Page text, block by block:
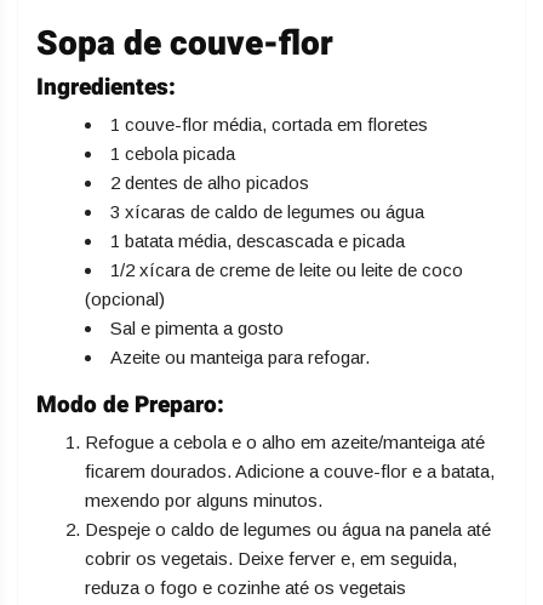
Sopa de couve-flor
Ingredientes:
1 couve-flor média, cortada em floretes
1 cebola picada
2 dentes de alho picados
3 xícaras de caldo de legumes ou água
1 batata média, descascada e picada
1/2 xícara de creme de leite ou leite de coco
(opcional)
Sal e pimenta a gosto
Azeite ou manteiga para refogar.
Modo de Preparo:
Refogue a cebola e o alho em azeite/manteiga até
ficarem dourados. Adicione a couve-flor e a batata,
mexendo por alguns minutos.
Despeje o caldo de legumes ou água na panela até
cobrir os vegetais. Deixe ferver e, em seguida,
reduza o fogo e cozinhe até os vegetais